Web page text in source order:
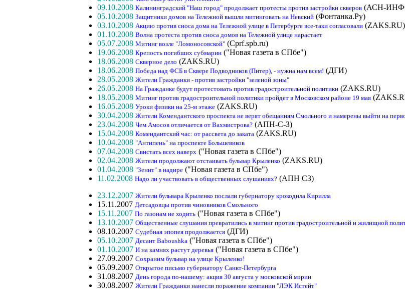
09.10.2008 Калининградский "Наш город" продолжает протесты против застройки скверов (АСН-
05.10.2008 Защитники домов на Тележной вышли митинговать на Невский (Фонтанка.Ру)
03.10.2008 Акцию против сноса дома на Тележной улице в Петербурге все-таки согласовали (ZAKS.RU)
01.10.2008 Волна протеста против сноса домов на Тележной улице нарастает
05.07.2008 Митинг возле "Ломоносовской" (Cprf.spb.ru)
19.06.2008 Крепость погибших субмарин ("Новая газета в СПбе")
18.06.2008 Скверное дело (ZAKS.RU)
18.06.2008 Победа над ФСБ в Сквере Подводников (Питер), - нужна нам всем! (ДГИ)
28.05.2008 Жители Гражданки - против застройки "зеленой зоны"
26.05.2008 На Гражданке будут протестовать против градостроительной политики (ZAKS.RU)
18.05.2008 Митинг против градостроительной политики пройдет в Московском районе 19 мая
16.05.2008 Уроки физики на 25-м этаже (ZAKS.RU)
30.04.2008 Жители Комендантского проспекта не верят обещаниям Смольного и намерены выйти на
23.04.2008 Чем Амосов отличается от Вахмистрова? (АПН-С-З)
15.04.2008 Комендантский час: от рассвета до заката (ZAKS.RU)
10.04.2008 "Антипень" на проспекте Большевиков
07.04.2008 Свистать всех наверх ("Новая газета в СПбе")
02.04.2008 Жители продолжают отстаивать бульвар Крыленко (ZAKS.RU)
01.04.2008 "Зенит" в надире ("Новая газета в СПбе")
11.02.2008 Надо ли участвовать в общественных слушаниях? (АПН СЗ)
23.12.2007 Жители бульвара Крыленко послали губернатору крокодила Кирилла
15.11.2007 Детсадовцы против чиновников Смольного
15.11.2007 По газонам не ходить ("Новая газета в СПбе")
13.10.2007 Общественные слушания превратились в митинг против градостроительной и жилищной
08.10.2007 Судебная эпопея продолжается (ДГИ)
05.10.2007 Десант Baboushka ("Новая газета в СПбе")
01.10.2007 И на камнях растут деревья ("Новая газета в СПбе")
27.09.2007 Сохраним бульвар на улице Крыленко!
05.09.2007 Открытое письмо губернатору Санкт-Петербурга
31.08.2007 День города по-нашему: акция 30 августа у московской мэрии
30.08.2007 Жители Гражданки нанесли поражение компании "ЛЭК Истейт"